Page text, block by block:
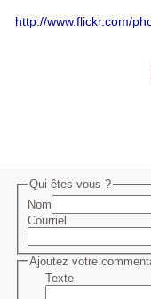
http://www.flickr.com/
Qui êtes-vous ?
Nom
Ajoutez votre